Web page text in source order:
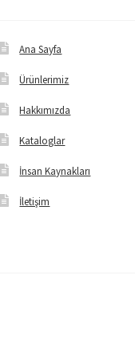
Ana Sayfa
Ürünlerimiz
Hakkımızda
Kataloglar
İnsan Kaynakları
İletişim